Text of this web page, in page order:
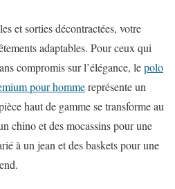
et sorties décontractées, votre
adaptables. Pour ceux qui
compromis sur l’élégance, lepolo
pour hommereprésente un
haut de gamme se transforme au
chino et des mocassins pour une
à un jean et des baskets pour une